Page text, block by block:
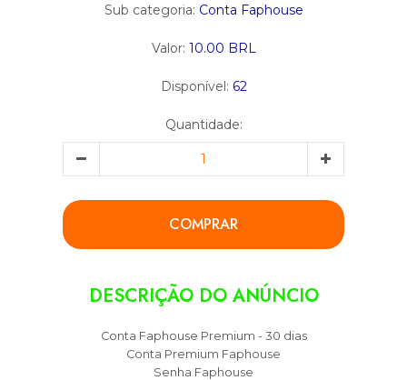
Sub categoria: Conta Faphouse
Valor: 10.00 BRL
Disponível: 62
Quantidade:
COMPRAR
DESCRIÇÃO DO ANÚNCIO
Conta Faphouse Premium - 30 dias
Conta Premium Faphouse
Senha Faphouse